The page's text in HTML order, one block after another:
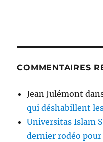
COMMENTAIRES
Jean Julémont
qui déshabillent
Universitas Islam
dernier rodéo pour